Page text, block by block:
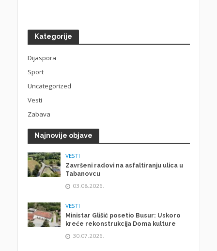
Kategorije
Dijaspora
Sport
Uncategorized
Vesti
Zabava
Najnovije objave
VESTI
Završeni radovi na asfaltiranju ulica u
Tabanovcu
03.08.2026.
VESTI
Ministar Glišić posetio Busur: Uskoro
kreće rekonstrukcija Doma kulture
30.07.2026.